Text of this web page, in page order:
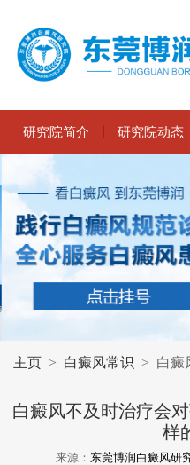
研究院简介 研究院动态
主页 > 白癜风常识 > 白癜
白癜风不及时治疗会
样
来源： 东莞博润白癜风研